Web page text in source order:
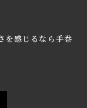
を感じるなら手巻